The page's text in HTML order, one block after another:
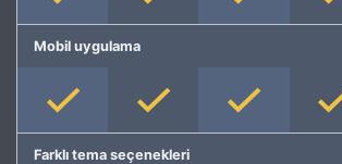
Mobil uygulama
Farklı tema seçenekleri